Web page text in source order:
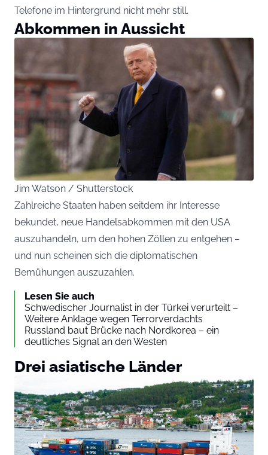
Telefone im Hintergrund nicht mehr still.
Abkommen in Aussicht
Jim Watson / Shutterstock
Zahlreiche Staaten haben seitdem ihr Interesse
bekundet, neue Handelsabkommen mit den USA
auszuhandeln, um den hohen Zöllen zu entgehen –
und nun scheinen sich die diplomatischen
Bemühungen auszuzahlen.
Lesen Sie auch
Schwedischer Journalist in der Türkei verurteilt –
Weitere Anklage wegen Terrorverdachts
Russland baut Brücke nach Nordkorea – ein
deutliches Signal an den Westen
Drei asiatische Länder